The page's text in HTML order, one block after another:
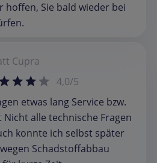
hoffen, Sie bald wieder bei
Cupra
4,0/5
etwas lang Service bzw.
alle technische Fragen
konnte ich selbst später
Schadstoffabbau